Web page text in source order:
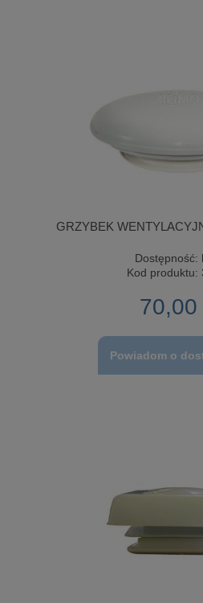
GRZYBEK
Dostępność:
Kod produktu:
70,00
Powiadom o